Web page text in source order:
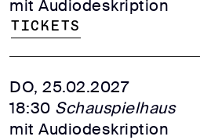
mit Audiodeskription
Tickets
DO, 25.02.2027
18:30 Schauspielhaus
mit Audiodeskription